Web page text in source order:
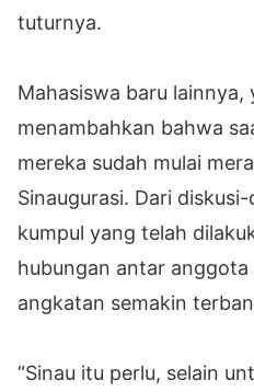
tuturnya.
Mahasiswa baru lainnya,
menambahkan bahwa
mereka sudah mulai
Sinaugurasi. Dari
kumpul yang telah
hubungan antar
angkatan semakin
“Sinau itu perlu, selain